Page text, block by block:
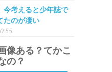
今考えると少年誌で
たのが凄い
像ある？てかこ
の？